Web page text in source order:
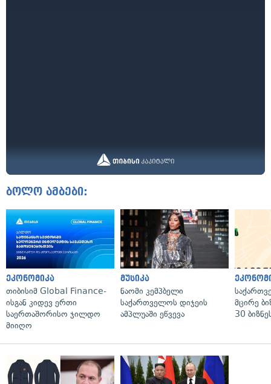
ბოლო ამბები:
ეკონომიკა
თიბისიმ Global Finance-
ისგან კიდევ ერთი
საერთაშორისო ჯილდო
მიიღო
მუსიკა
ნაომი კემპბელი
საქართველოს დიჯეის
ამპლუაში ეწვევა
მცირე
30